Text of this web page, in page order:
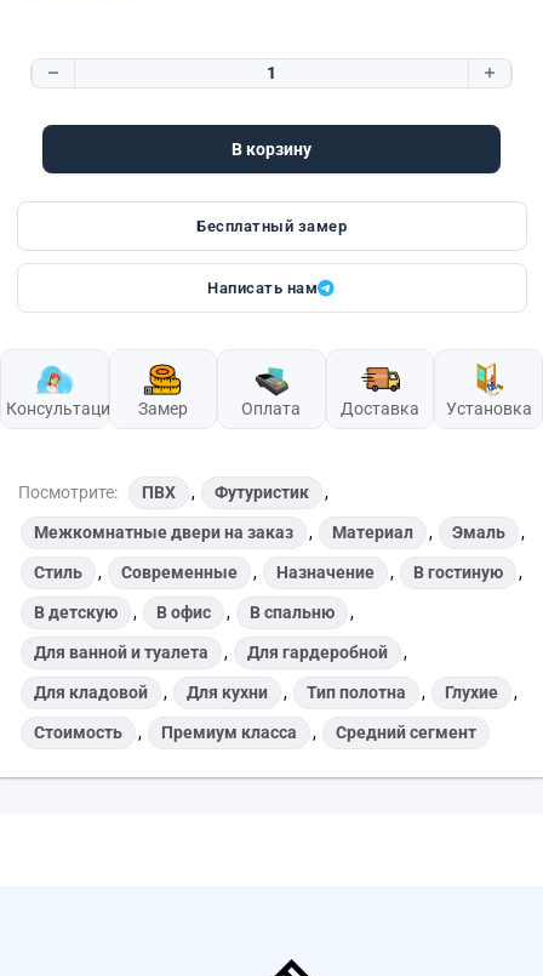
Количество товара Futuristic 11.2
В корзину
Бесплатный замер
Написать нам
Консультация Замер Оплата Доставка Установка
Посмотрите: ПВХ , Футуристик ,
Межкомнатные двери на заказ , Материал , Эмаль ,
Стиль , Современные , Назначение , В гостиную ,
В детскую , В офис , В спальню ,
Для ванной и туалета , Для гардеробной ,
Для кладовой , Для кухни , Тип полотна , Глухие ,
Стоимость , Премиум класса , Средний сегмент